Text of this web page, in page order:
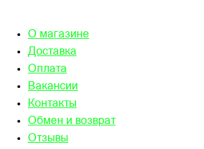
О магазине
Доставка
Оплата
Вакансии
Контакты
Обмен и возврат
Отзывы